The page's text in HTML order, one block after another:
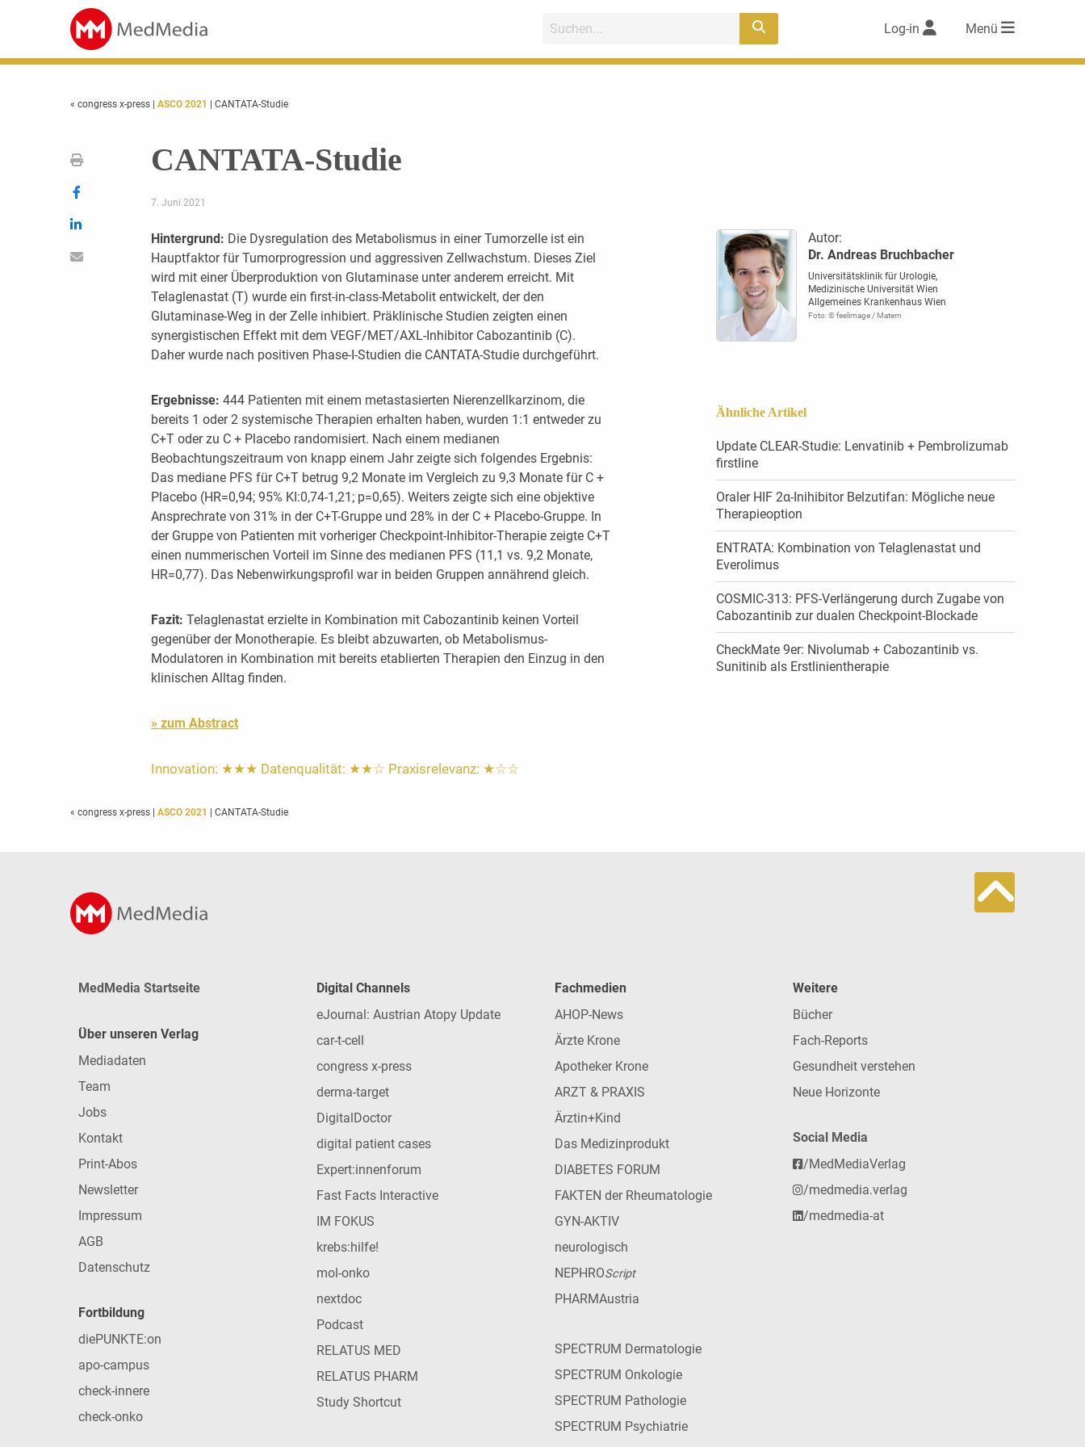
Log-in Menü
« congress x-press ASCO 2021 | CANTATA-Studie
CANTATA-Studie
7. Juni 2021
Hintergrund: Die Dysregulation des Metabolismus in einer Tumorzelle ist ein
Hauptfaktor für Tumorprogression und aggressiven Zellwachstum. Dieses Ziel
wird mit einer Überproduktion von Glutaminase unter anderem erreicht. Mit
Telaglenastat (T) wurde ein first-in-class-Metabolit entwickelt, der den
Glutaminase-Weg in der Zelle inhibiert. Präklinische Studien zeigten einen
synergistischen Effekt mit dem VEGF/MET/AXL-Inhibitor Cabozantinib (C).
Daher wurde nach positiven Phase-I-Studien die CANTATA-Studie durchgeführt.
Ergebnisse: 444 Patienten mit einem metastasierten Nierenzellkarzinom, die
bereits 1 oder 2 systemische Therapien erhalten haben, wurden 1:1 entweder zu
C+T oder zu C + Placebo randomisiert. Nach einem medianen
Beobachtungszeitraum von knapp einem Jahr zeigte sich folgendes Ergebnis:
Das mediane PFS für C+T betrug 9,2 Monate im Vergleich zu 9,3 Monate für C +
Placebo (HR=0,94; 95% KI:0,74-1,21; p=0,65). Weiters zeigte sich eine objektive
Ansprechrate von 31% in der C+T-Gruppe und 28% in der C + Placebo-Gruppe. In
der Gruppe von Patienten mit vorheriger Checkpoint-Inhibitor-Therapie zeigte C+T
einen nummerischen Vorteil im Sinne des medianen PFS (11,1 vs. 9,2 Monate,
HR=0,77). Das Nebenwirkungsprofil war in beiden Gruppen annährend gleich.
Fazit: Telaglenastat erzielte in Kombination mit Cabozantinib keinen Vorteil
gegenüber der Monotherapie. Es bleibt abzuwarten, ob Metabolismus-
Modulatoren in Kombination mit bereits etablierten Therapien den Einzug in den
klinischen Alltag finden.
» zum Abstract
Innovation: ★★★ Datenqualität: ★★☆ Praxisrelevanz: ★☆☆
Autor:
Dr. Andreas Bruchbacher
Universitätsklinik für Urologie,
Medizinische Universität Wien
Allgemeines Krankenhaus Wien
Foto: © feelimage / Matern
Ähnliche Artikel
Update CLEAR-Studie: Lenvatinib + Pembrolizumab
firstline
Oraler HIF 2α-Inihibitor Belzutifan: Mögliche neue
Therapieoption
ENTRATA: Kombination von Tela­glenastat und
Everolimus
COSMIC-313: PFS-Verlängerung durch Zugabe von
Cabozantinib zur dualen Checkpoint-Blockade
CheckMate 9er: Nivolumab + Cabozantinib vs.
Sunitinib als Erstlinientherapie
« congress x-press ASCO 2021 | CANTATA-Studie
MedMedia Startseite
Über unseren Verlag
Mediadaten
Team
Jobs
Kontakt
Print-Abos
Newsletter
Impressum
AGB
Datenschutz
Fortbildung
diePUNKTE:on
apo-campus
check-innere
check-onko
Digital Channels
eJournal: Austrian Atopy Update
car-t-cell
congress x-press
derma-target
DigitalDoctor
digital patient cases
Expert:innenforum
Fast Facts Interactive
IM FOKUS
krebs:hilfe!
mol-onko
nextdoc
Podcast
RELATUS MED
RELATUS PHARM
Study Shortcut
Fachmedien
AHOP-News
Ärzte Krone
Apotheker Krone
ARZT & PRAXIS
Ärztin+Kind
Das Medizinprodukt
DIABETES FORUM
FAKTEN der Rheumatologie
GYN-AKTIV
neurologisch
NEPHROScript
PHARMAustria
SPECTRUM Dermatologie
SPECTRUM Onkologie
SPECTRUM Pathologie
SPECTRUM Psychiatrie
Weitere
Bücher
Fach-Reports
Gesundheit verstehen
Neue Horizonte
Social Media
/MedMediaVerlag
/medmedia.verlag
/medmedia-at